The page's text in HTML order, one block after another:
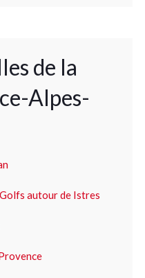
de la
Alpes-
Golfs autour de Istres